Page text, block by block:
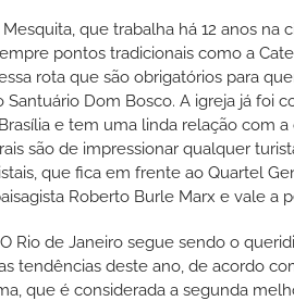
que trabalha há 12 anos na
pontos tradicionais como a
rota que são obrigatórios para
Dom Bosco. A igreja já foi
e tem uma linda relação com
são de impressionar qualquer
que fica em frente ao Quartel
Roberto Burle Marx e vale a
O Rio de Janeiro segue sendo o
tendências deste ano, de acordo
que é considerada a segunda